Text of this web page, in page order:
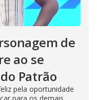
de
ao se
Patrão
pela oportunidade